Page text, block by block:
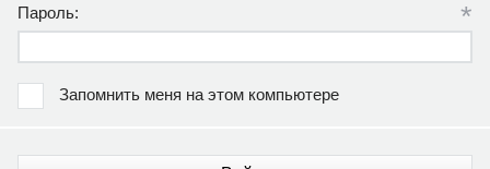
Пароль: *
Запомнить меня на этом компьютере